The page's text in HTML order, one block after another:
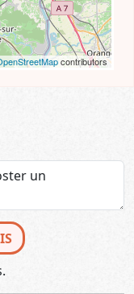
contributors